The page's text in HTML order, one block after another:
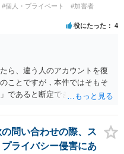
#個人・プライベート
#加害者
役にたった 4
ら、違う人のアカウントを復
ことですが，本件ではそもそ
であると断定できていません
問い合わせの際、ス
ライバシー侵害にあ